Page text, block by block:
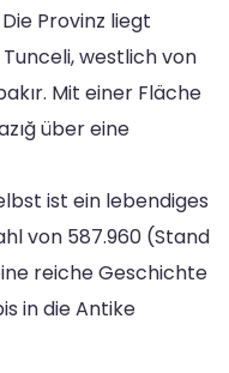
Provinz liegt
westlich von
Mit einer Fläche
über eine
ist ein lebendiges
von 587.960 (Stand
reiche Geschichte
in die Antike